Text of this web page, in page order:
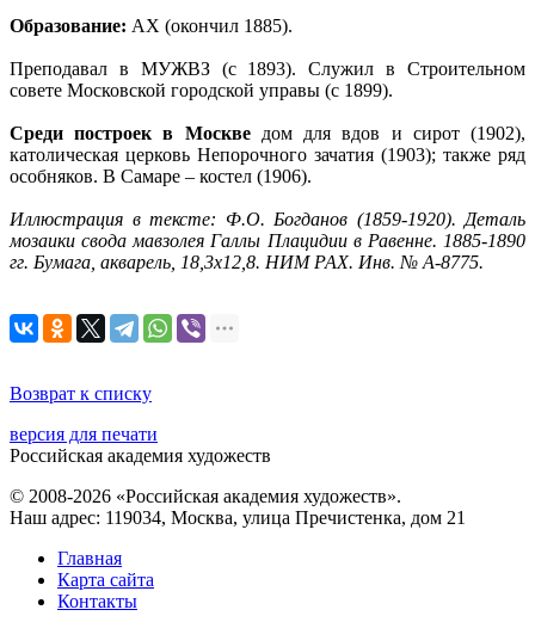
Образование: АХ (окончил 1885).
Преподавал в МУЖВЗ (с 1893). Служил в Строительном
совете Московской городской управы (с 1899).
Среди построек в Москведом для вдов и сирот (1902),
католическая церковь Непорочного зачатия (1903); также ряд
особняков. В Самаре – костел (1906).
Иллюстрация в тексте: Ф.О. Богданов (1859-1920). Деталь
мозаики свода мавзолея Галлы Плацидии в Равенне. 1885-1890
гг. Бумага, акварель, 18,3х12,8. НИМ РАХ. Инв. № А-8775.
Возврат к списку
версия для печати
Российская академия художеств
© 2008-2026 «Российская академия художеств».
Наш адрес: 119034, Москва, улица Пречистенка, дом 21
Главная
Карта сайта
Контакты